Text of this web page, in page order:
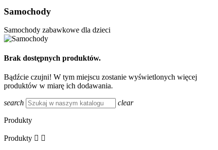
Samochody
Samochody zabawkowe dla dzieci
Brak dostępnych produktów.
Bądźcie czujni! W tym miejscu zostanie wyświetlonych więcej
produktów w miarę ich dodawania.
search clear
Produkty
Produkty  